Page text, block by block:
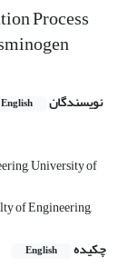
Process
نویسندگان English
University of
of Engineering,
چکیده
English